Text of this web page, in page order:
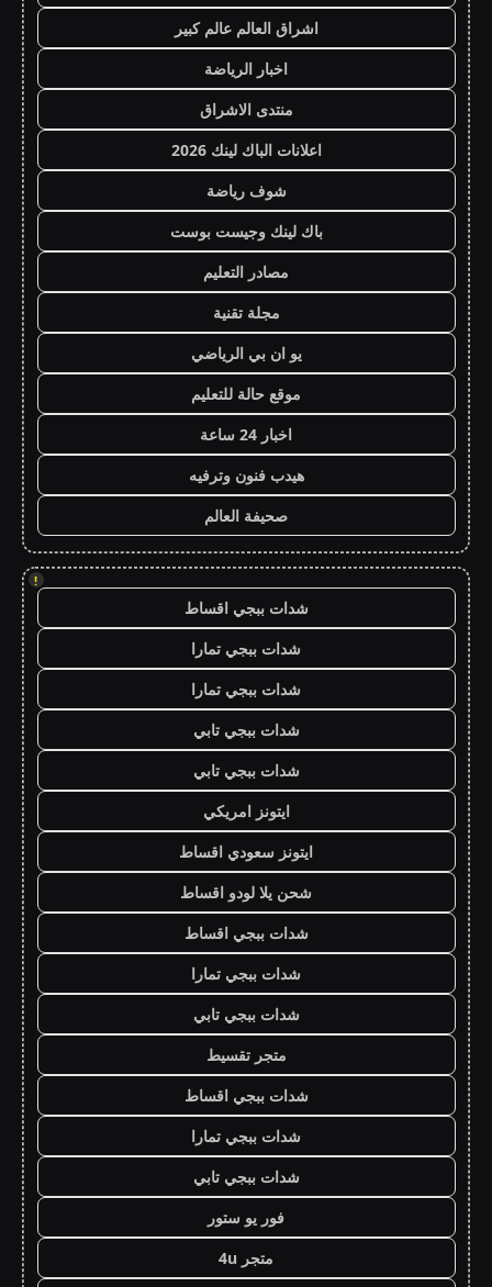
اشراق العالم عالم كبير
اخبار الرياضة
منتدى الاشراق
اعلانات الباك لينك 2026
شوف رياضة
باك لينك وجيست بوست
مصادر التعليم
مجلة تقنية
يو ان بي الرياضي
موقع حالة للتعليم
اخبار 24 ساعة
هيدب فنون وترفيه
صحيفة العالم
!
شدات ببجي اقساط
شدات ببجي تمارا
شدات ببجي تمارا
شدات ببجي تابي
شدات ببجي تابي
ايتونز امريكي
ايتونز سعودي اقساط
شحن يلا لودو اقساط
شدات ببجي اقساط
شدات ببجي تمارا
شدات ببجي تابي
متجر تقسيط
شدات ببجي اقساط
شدات ببجي تمارا
شدات ببجي تابي
فور يو ستور
متجر 4u